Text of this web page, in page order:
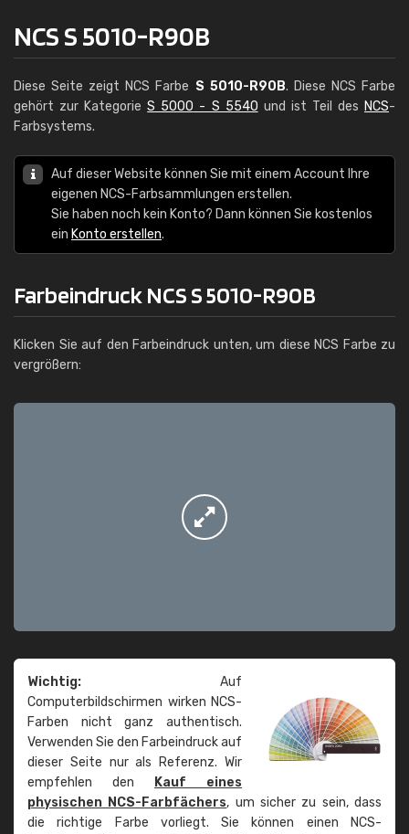
NCS S 5010-R90B
Diese Seite zeigt NCS Farbe S 5010-R90B. Diese NCS Farbe
gehört zur KategorieS 5000 - S 5540 und ist Teil des NCS-
Farbsystems.
Auf dieser Website können Sie mit einem Account Ihre
eigenen NCS-Farbsammlungen erstellen.
Sie haben noch kein Konto? Dann können Sie kostenlos
ein Konto erstellen.
Farbeindruck NCS S 5010-R90B
Klicken Sie auf den Farbeindruck unten, um diese NCS Farbe zu
vergrößern:
Wichtig: Auf
Computerbildschirmen wirken NCS-
Farben nicht ganz authentisch.
Verwenden Sie den Farbeindruck auf
dieser Seite nur als Referenz. Wir
empfehlen den
Kauf eines
physischen NCS-Farbfächers, um sicher zu sein, dass
die richtige Farbe vorliegt. Sie können einen NCS-